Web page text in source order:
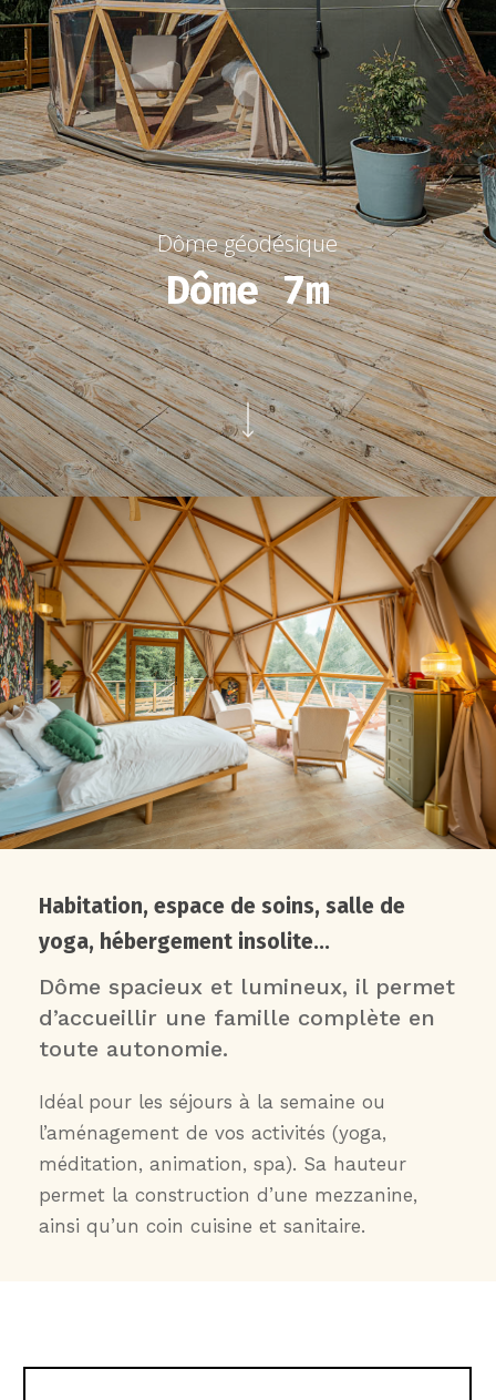
Dôme géodésique
Dôme 7m
Habitation, espace de soins, salle de
yoga, hébergement insolite...
Dôme spacieux et lumineux, il permet
d’accueillir une famille complète en
toute autonomie.
Idéal pour les séjours à la semaine ou
l’aménagement de vos activités (yoga,
méditation, animation, spa). Sa hauteur
permet la construction d’une mezzanine,
ainsi qu’un coin cuisine et sanitaire.